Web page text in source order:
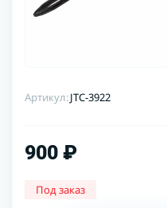
Артикул:JTC-3922
900 ₽
Под заказ